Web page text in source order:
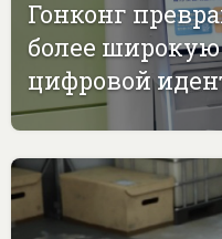
Гонконг
более
цифровой